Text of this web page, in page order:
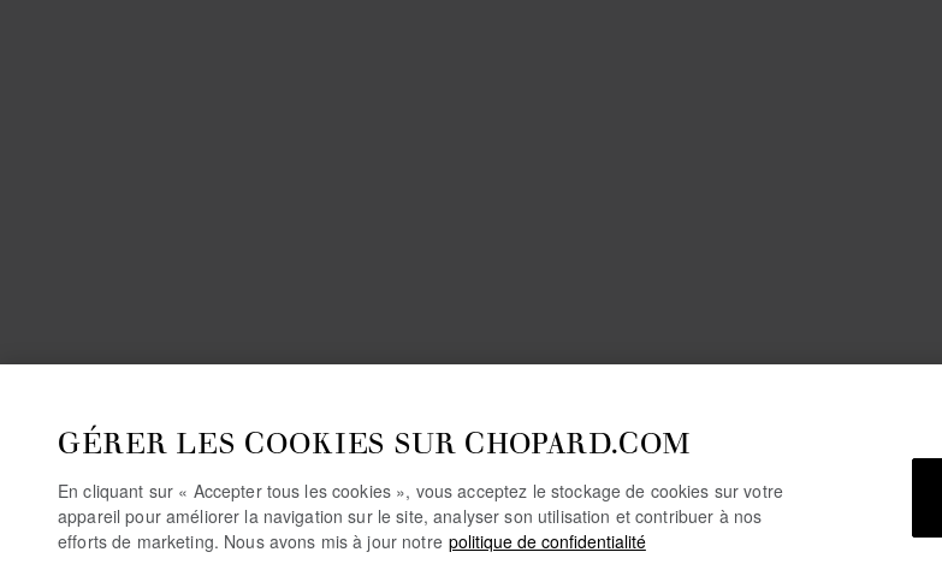
GÉRER LES COOKIES SUR CHOPARD.COM
En cliquant sur « Accepter tous les cookies », vous acceptez le stockage de cookies sur votre
appareil pour améliorer la navigation sur le site, analyser son utilisation et contribuer à nos
efforts de marketing. Nous avons mis à jour notre politique de confidentialité